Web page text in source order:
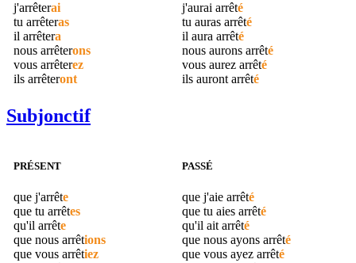
j'arrêterai
tu arrêteras
il arrêtera
nous arrêterons
vous arrêterez
ils arrêteront
j'aurai arrêté
tu auras arrêté
il aura arrêté
nous aurons arrêté
vous aurez arrêté
ils auront arrêté
Subjonctif
PRÉSENT
que j'arrête
que tu arrêtes
qu'il arrête
que nous arrêtions
que vous arrêtiez
PASSÉ
que j'aie arrêté
que tu aies arrêté
qu'il aitarrêté
que nous ayons arrêté
que vous ayez arrêté